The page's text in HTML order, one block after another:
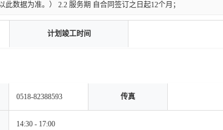
数据为准。） 2.2 服务期 自合同签订之日起12个月；
计划竣工时间
0518-82388593 传真
14:30 - 17:00